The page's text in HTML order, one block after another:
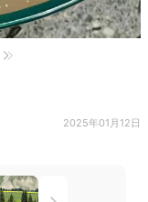
2025年01月12日